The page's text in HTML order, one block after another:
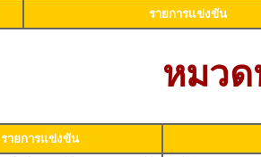
รายการแข่งขัน
หมวด
รายการแข่งขัน